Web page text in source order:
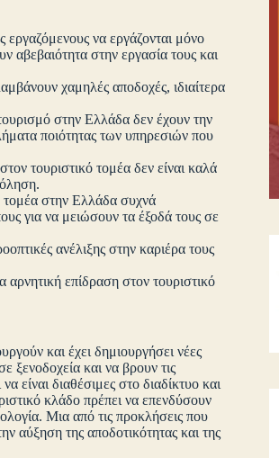
να εργάζονται μόνο
αβεβαιότητα στην εργασία τους και
χαμηλές αποδοχές, ιδιαίτερα
στην Ελλάδα δεν έχουν την
ποιότητας των υπηρεσιών που
τουριστικό τομέα δεν είναι καλά
τομέα στην Ελλάδα συχνά
για να μειώσουν τα έξοδά τους σε
ανέλιξης στην καριέρα τους
επίδραση στον τουριστικό
και έχει δημιουργήσει νέες
ξενοδοχεία και να βρουν τις
είναι διαθέσιμες στο διαδίκτυο και
κλάδο πρέπει να επενδύσουν
Μια από τις προκλήσεις που
αύξηση της αποδοτικότητας και της